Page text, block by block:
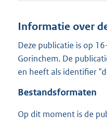
Informatie over
Deze publicatie is op
Gorinchem. De
en heeft als identifier
Bestandsformaten
Op dit moment is de